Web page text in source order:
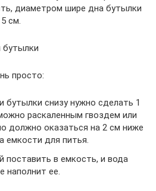
диаметром шире дна бутылки
см.
бутылки
просто:
бутылки снизу нужно сделать 1
раскаленным гвоздем или
должно оказаться на 2 см ниже
емкости для питья.
поставить в емкость, и вода
наполнит ее.